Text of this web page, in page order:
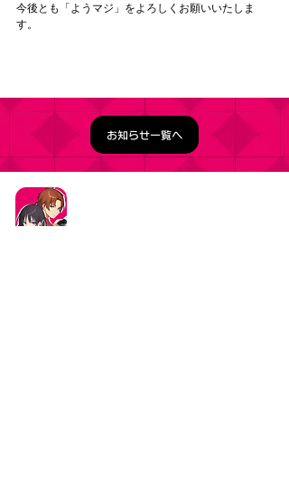
今後とも「ようマジ」をよろしくお願いいたしま
す。
お知らせ一覧へ